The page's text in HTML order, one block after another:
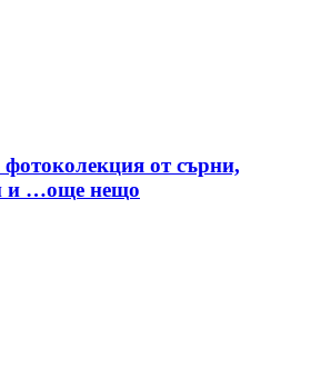
от сърни,
и …още нещо